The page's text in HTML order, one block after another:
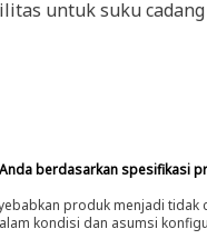
untuk suku
berdasarkan spesifikasi
produk menjadi
kondisi dan asumsi